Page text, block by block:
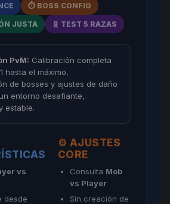
⏱️ BOSS CONFIG
JUSTA 🧬 TEST 5 RAZAS
PvM: Calibración completa
hasta el máximo,
de bosses y ajustes de daño
entorno desafiante,
estable.
vs
desde
⚙️ AJUSTES
CORE
Consulta Mob
vs Player
Sin creación de